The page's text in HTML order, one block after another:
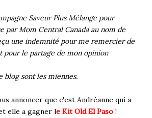
Saveur Plus Mélange pour
par Mom Central Canada au nom de
une indemnité pour me remercier de
pour le partage de mon opinion
blog sont les miennes.
annoncer que c'est Andréanne qui a
elle a gagner le Kit Old El Paso !